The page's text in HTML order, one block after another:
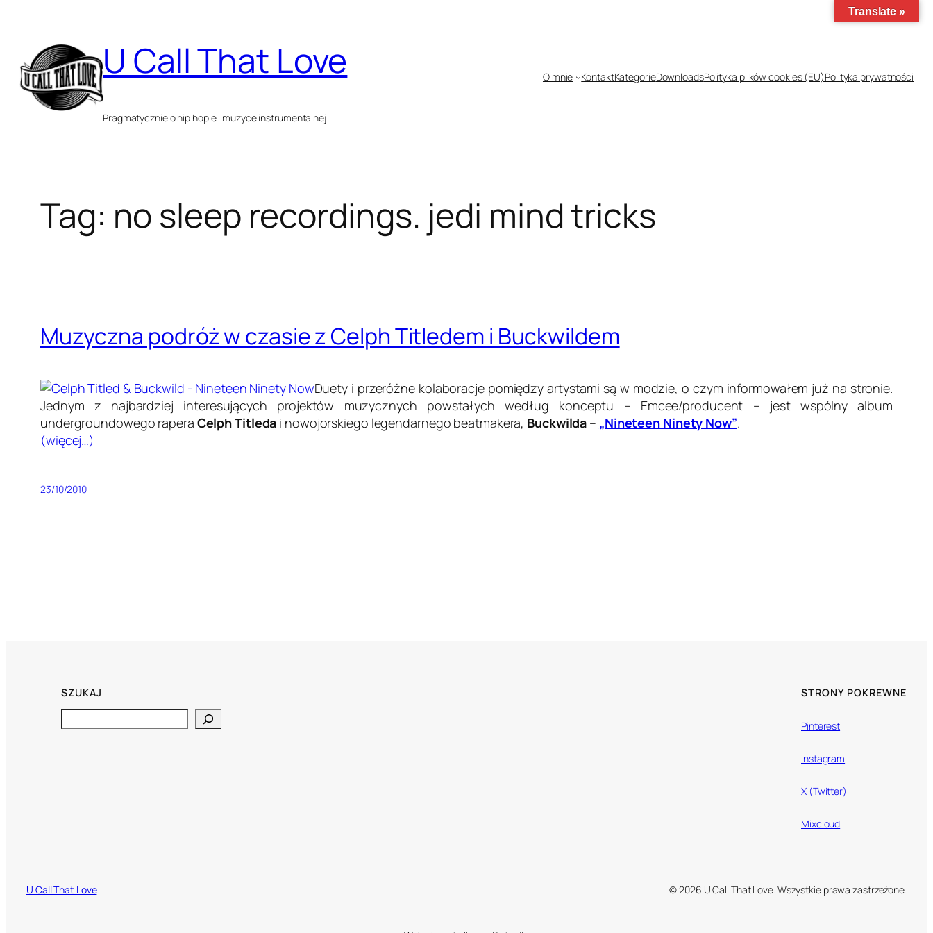
treści
U Call That Love
Pragmatycznie o hip hopie i muzyce instrumentalnej
O mnie KontaktKategorieDownloadsPolityka plików cookies (EU)Polityka prywatności
Tag: no sleep recordings. jedi mind tricks
Muzyczna podróż w czasie z Celph Titledem i Buckwildem
Duety i przeróżne kolaboracje pomiędzy artystami są w modzie, o czym informowałem już na stronie.
Jednym z najbardziej interesujących projektów muzycznych powstałych według konceptu – Emcee/producent – jest wspólny album
undergroundowego rapera Celph Titleda i nowojorskiego legendarnego beatmakera, Buckwilda – „Nineteen Ninety Now”.
(więcej…)
23/10/2010
SZUKAJ STRONY POKREWNE
Pinterest
Instagram
X (Twitter)
Mixcloud
U Call That Love © 2026 U Call That Love. Wszystkie prawa zastrzeżone.
Translate »